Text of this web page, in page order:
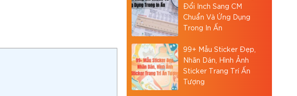
Đổi Inch Sang CM
Chuẩn Và Ứng Dụng
Trong In Ấn
99+ Mẫu Sticker Đẹp,
Nhãn Dán, Hình Ảnh
Sticker Trang Trí Ấn
Tượng